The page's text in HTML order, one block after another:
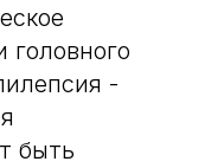
головного
-
быть